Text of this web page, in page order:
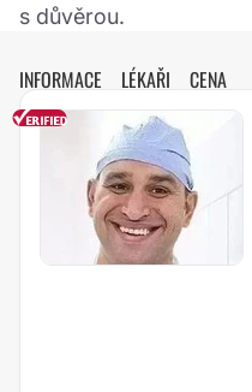
s důvěrou.
INFORMACE LÉKAŘI CENA